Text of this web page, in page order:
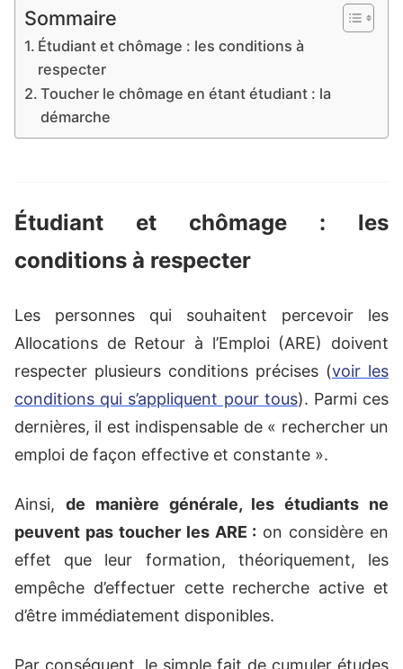
Sommaire
Étudiant et chômage : les conditions à
respecter
Toucher le chômage en étant étudiant : la
démarche
Étudiant et chômage : les
conditions à respecter
Les personnes qui souhaitent percevoir les
Allocations de Retour à l’Emploi (ARE) doivent
respecter plusieurs conditions précises (voir les
conditions qui s’appliquent pour tous). Parmi ces
dernières, il est indispensable de « rechercher un
emploi de façon effective et constante ».
Ainsi, de manière générale, les étudiants ne
peuvent pas toucher les ARE : on considère en
effet que leur formation, théoriquement, les
empêche d’effectuer cette recherche active et
d’être immédiatement disponibles.
Par conséquent, le simple fait de cumuler études